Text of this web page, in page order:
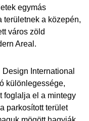
egymás
területnek a közepén,
város zöld
Areal.
International
különlegessége,
foglalja el a mintegy
parkosított terület